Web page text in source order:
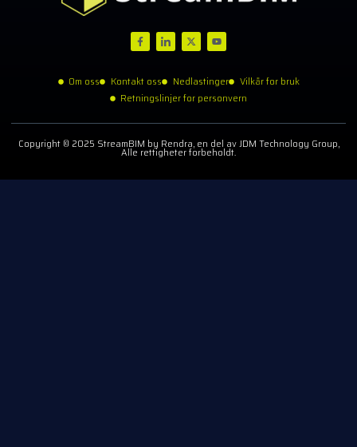
Om oss Kontakt oss Nedlastinger
Vilkår for bruk
Retningslinjer for personvern
Copyright © 2025 StreamBIM by Rendra, en del av JDM Technology Group,
Alle rettigheter forbeholdt.